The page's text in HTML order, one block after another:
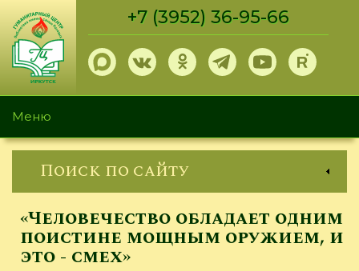
Перейти
основному
содержанию
+7 (3952) 36-95-66
Меню
Поиск по сайту
«Человечество обладает одним
поистине мощным оружием, и
это - смех»